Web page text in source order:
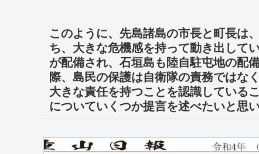
このように、先島諸島の市長と町長は
ち、大きな危機感を持って動き出して
が配備され、石垣島も陸自駐屯地の配
際、島民の保護は自衛隊の責務ではな
大きな責任を持つことを認識している
についていくつか提言を述べたいと思い